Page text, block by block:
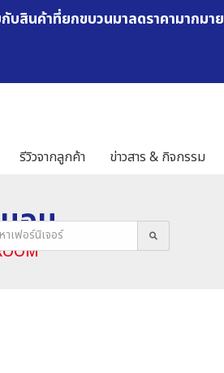
บสินค้าที่ยกขบวนมาลดราคามากมาย
รีวิวจากลูกค้า ข่าวสาร & กิจกรรม
อน